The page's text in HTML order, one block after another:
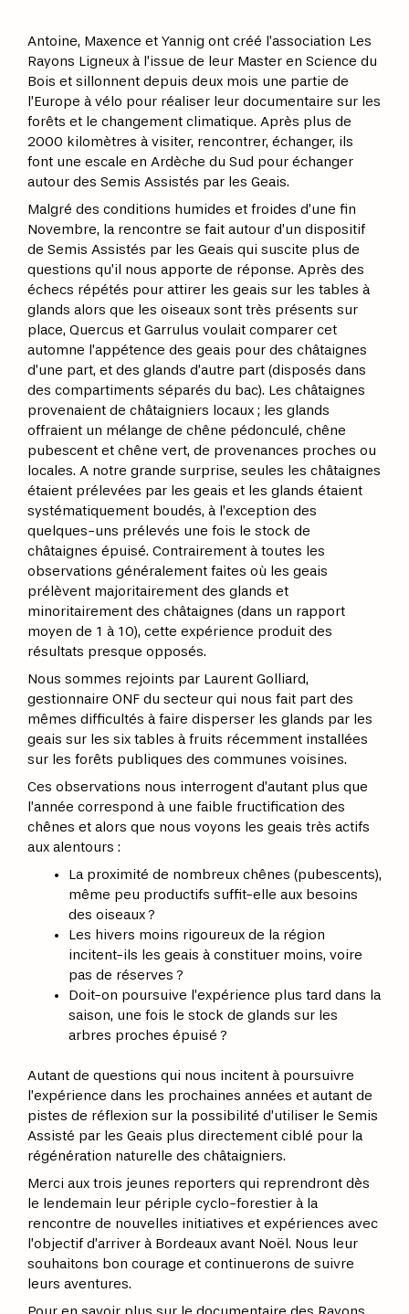
Antoine, Maxence et Yannig ont créé l’association Les
Rayons Ligneux à l’issue de leur Master en Science du
Bois et sillonnent depuis deux mois une partie de
l’Europe à vélo pour réaliser leur documentaire sur les
forêts et le changement climatique. Après plus de
2000 kilomètres à visiter, rencontrer, échanger, ils
font une escale en Ardèche du Sud pour échanger
autour des Semis Assistés par les Geais.
Malgré des conditions humides et froides d’une fin
Novembre, la rencontre se fait autour d’un dispositif
de Semis Assistés par les Geais qui suscite plus de
questions qu’il nous apporte de réponse. Après des
échecs répétés pour attirer les geais sur les tables à
glands alors que les oiseaux sont très présents sur
place, Quercus et Garrulus voulait comparer cet
automne l’appétence des geais pour des châtaignes
d’une part, et des glands d’autre part (disposés dans
des compartiments séparés du bac). Les châtaignes
provenaient de châtaigniers locaux ; les glands
offraient un mélange de chêne pédonculé, chêne
pubescent et chêne vert, de provenances proches ou
locales. A notre grande surprise, seules les châtaignes
étaient prélevées par les geais et les glands étaient
systématiquement boudés, à l’exception des
quelques-uns prélevés une fois le stock de
châtaignes épuisé. Contrairement à toutes les
observations généralement faites où les geais
prélèvent majoritairement des glands et
minoritairement des châtaignes (dans un rapport
moyen de 1 à 10), cette expérience produit des
résultats presque opposés.
Nous sommes rejoints par Laurent Golliard,
gestionnaire ONF du secteur qui nous fait part des
mêmes difficultés à faire disperser les glands par les
geais sur les six tables à fruits récemment installées
sur les forêts publiques des communes voisines.
Ces observations nous interrogent d’autant plus que
l’année correspond à une faible fructification des
chênes et alors que nous voyons les geais très actifs
aux alentours :
La proximité de nombreux chênes (pubescents),
même peu productifs suffit-elle aux besoins
des oiseaux ?
Les hivers moins rigoureux de la région
incitent-ils les geais à constituer moins, voire
pas de réserves ?
Doit-on poursuive l’expérience plus tard dans la
saison, une fois le stock de glands sur les
arbres proches épuisé ?
Autant de questions qui nous incitent à poursuivre
l’expérience dans les prochaines années et autant de
pistes de réflexion sur la possibilité d’utiliser le Semis
Assisté par les Geais plus directement ciblé pour la
régénération naturelle des châtaigniers.
Merci aux trois jeunes reporters qui reprendront dès
le lendemain leur périple cyclo-forestier à la
rencontre de nouvelles initiatives et expériences avec
l’objectif d’arriver à Bordeaux avant Noël. Nous leur
souhaitons bon courage et continuerons de suivre
leurs aventures.